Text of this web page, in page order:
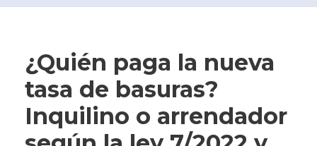
¿Quién paga la nueva
tasa de basuras?
Inquilino o arrendador